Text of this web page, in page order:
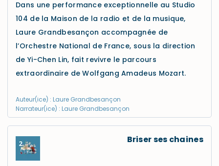
Dans une performance exceptionnelle au Studio
104 de la Maison de la radio et de la musique,
Laure Grandbesançon accompagnée de
l’Orchestre National de France, sous la direction
de Yi-Chen Lin, fait revivre le parcours
extraordinaire de Wolfgang Amadeus Mozart.
Auteur(ice) : Laure Grandbesançon
Narrateur(ice) : Laure Grandbesançon
Briser ses chaines